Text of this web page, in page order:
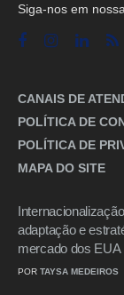
Siga-nos em
CANAIS DE
POLÍTICA DE
POLÍTICA DE
MAPA DO SITE
adaptação e
mercado dos EUA
POR TAYSA MEDEIROS